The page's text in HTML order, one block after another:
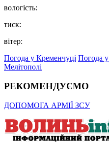
вологість:
тиск:
вітер:
Погода у Кременчуці Погода у
Мелітополі
РЕКОМЕНДУЄМО
ДОПОМОГА АРМІЇ ЗСУ